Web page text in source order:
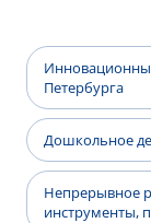
Петербурга
Дошкольное
Непрерывное
инструменты,